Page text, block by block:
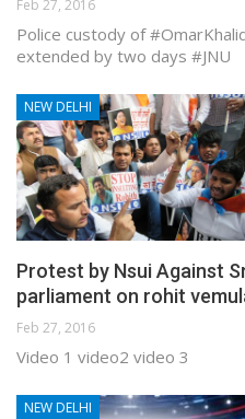
Feb 27, 2016
Police custody of
extended by two days #JNU
NEW DELHI
Protest by Nsui Against
parliament on rohit
Feb 27, 2016
Video 1 video2 video 3
NEW DELHI